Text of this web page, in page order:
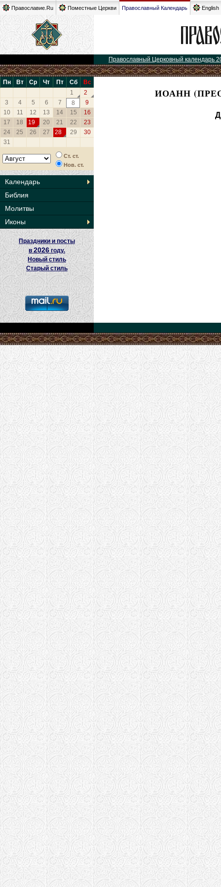
Православие.Ru Поместные Церкви Православный Календарь English
Православный Церковный календарь
Пн Вт Ср Чт Пт Сб
Вс
1
2
3
4 5 6 7 8
9
10
11 12 13 14 15
16
17
18 19 20 21 22
23
24
25 26 27 28 29
30
31
Ст. ст.
Нов. ст.
Календарь
Библия
Молитвы
Иконы
Праздники и посты
в2026 году.
Новый стиль
Старый стиль
ИОАНН